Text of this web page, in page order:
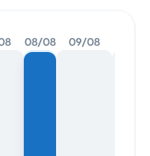
08/08 09/08